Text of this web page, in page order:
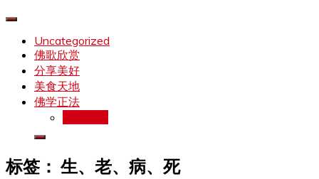
Uncategorized
佛歌欣赏
分享美好
美食天地
佛学正法
标签： 生、老、病、死